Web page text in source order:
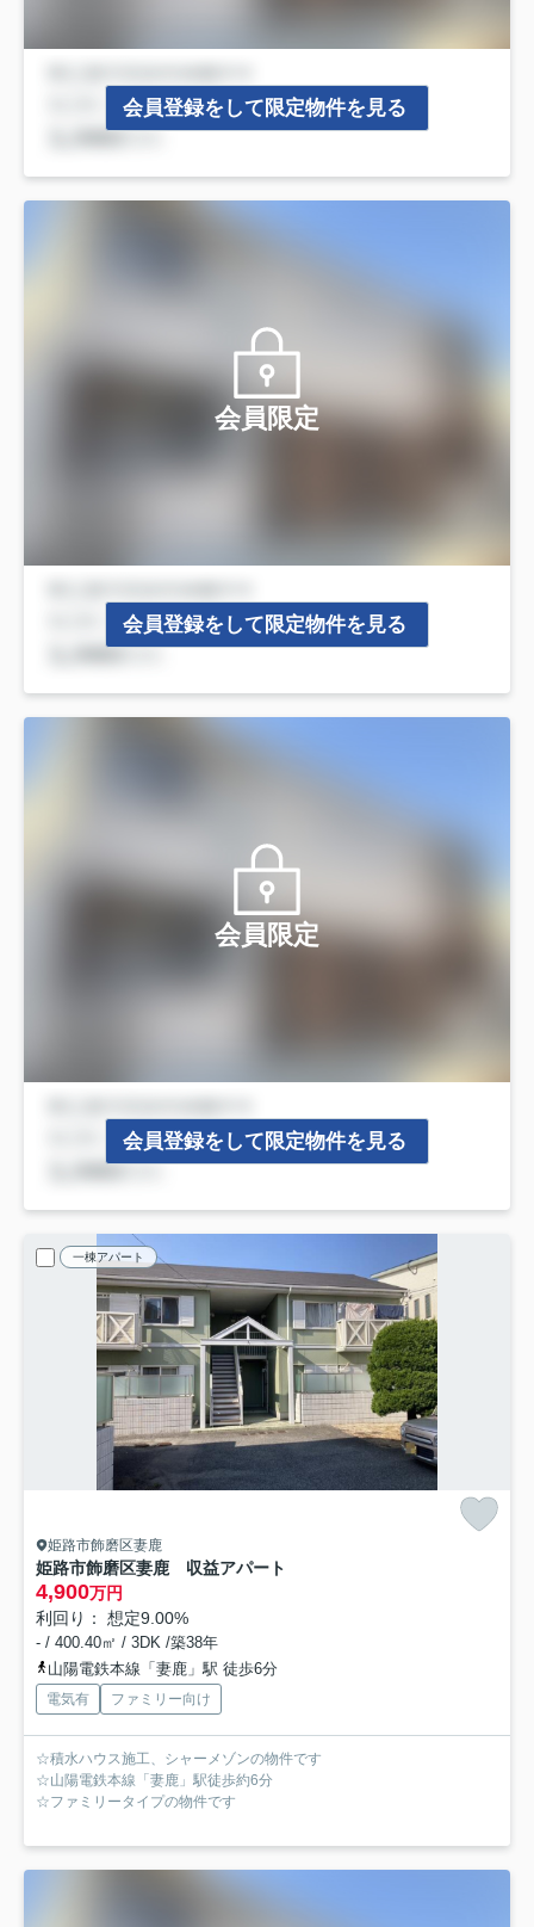
会員登録をして限定物件を見る
会員限定
会員登録をして限定物件を見る
会員限定
会員登録をして限定物件を見る
一棟アパート
姫路市飾磨区妻鹿
姫路市飾磨区妻鹿 収益アパート
4,900万円
利回り： 想定9.00%
- / 400.40㎡ / 3DK /築38年
山陽電鉄本線「妻鹿」駅 徒歩6分
電気有 ファミリー向け
☆積水ハウス施工、シャーメゾンの物件です
☆山陽電鉄本線「妻鹿」駅徒歩約6分
☆ファミリータイプの物件です